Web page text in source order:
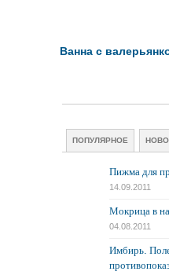
Ванна с
ПОПУЛЯРНОЕ
Пижма для
14.09.2011
Мокрица в
04.08.2011
Имбирь.